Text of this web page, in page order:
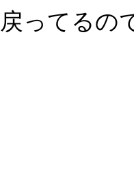
ってるの